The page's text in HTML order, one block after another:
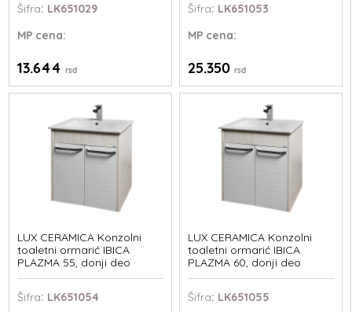
Šifra: LK651029
MP cena:
13.644rsd
Šifra: LK651053
MPcena:
25.350 rsd
LUX CERAMICA Konzolni
toaletni ormarić IBICA
PLAZMA 55, donji deo
Šifra: LK651054
LUX CERAMICA Konzolni
toaletni ormarić IBICA
PLAZMA 60, donji deo
Šifra: LK651055